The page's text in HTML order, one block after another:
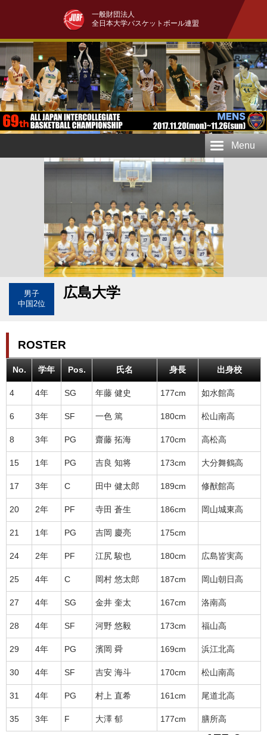
一般財団法人
全日本大学バスケットボール連盟
Menu
男子
中国2位
広島大学
ROSTER
No. 学年 Pos. 氏名 身長 出身校
4 4年 SG 年藤 健史 177cm 如水館高
6 3年 SF 一色 篤 180cm 松山南高
8 3年 PG 齋藤 拓海 170cm 高松高
15 1年 PG 吉良 知将 173cm 大分舞鶴高
17 3年 C 田中 健太郎 189cm 修猷館高
20 2年 PF 寺田 蒼生 186cm 岡山城東高
21 1年 PG 吉岡 慶亮 175cm
24 2年 PF 江尻 駿也 180cm 広島皆実高
25 4年 C 岡村 悠太郎 187cm 岡山朝日高
27 4年 SG 金井 奎太 167cm 洛南高
28 4年 SF 河野 悠毅 173cm 福山高
29 4年 PG 濱岡 舜 169cm 浜江北高
30 4年 SF 吉安 海斗 170cm 松山南高
31 4年 PG 村上 直希 161cm 尾道北高
35 3年 F 大澤 郁 177cm 膳所高